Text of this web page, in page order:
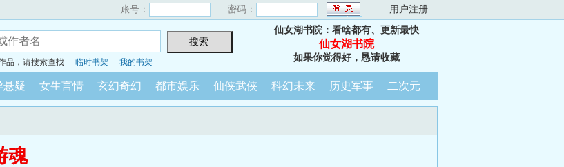
账号： 密码： 用户注册
品，请搜索查找 临时书架 我的书架
仙女湖书院：看啥都有、更新最快
仙女湖书院
如果你觉得好，恳请收藏
悬疑 女生言情 玄幻奇幻 都市娱乐 仙侠武侠 科幻未来 历史军事 二次元
魂